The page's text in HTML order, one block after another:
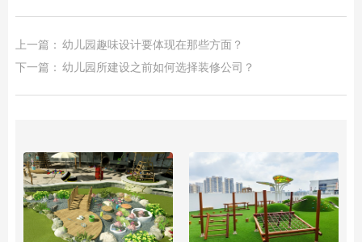
上一篇： 幼儿园趣味设计要体现在那些方面？
下一篇： 幼儿园所建设之前如何选择装修公司？